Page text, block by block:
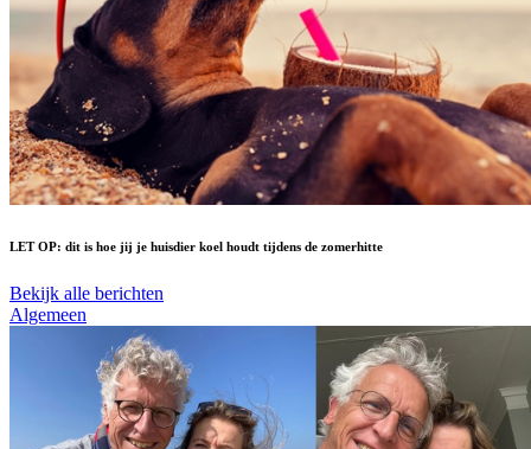
LET OP: dit is hoe jij je huisdier koel houdt tijdens de zomerhitte
Bekijk alle berichten
Algemeen